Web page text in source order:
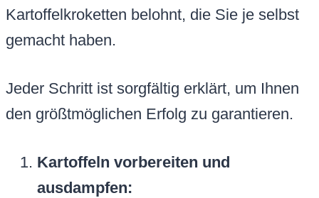
Kartoffelkroketten belohnt, die Sie je selbst
gemacht haben.
Jeder Schritt ist sorgfältig erklärt, um Ihnen
den größtmöglichen Erfolg zu garantieren.
Kartoffeln vorbereiten und
ausdampfen: